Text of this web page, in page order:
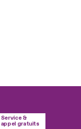
Service &
appel gratuits